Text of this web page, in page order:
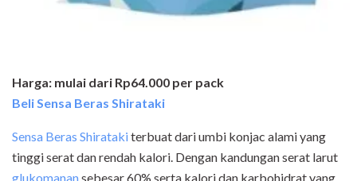
Harga: mulai dari Rp64.000 per pack
Beli Sensa Beras Shirataki
Sensa Beras Shiratakiterbuat dari umbi konjac alami yang
tinggi serat dan rendah kalori. Dengan kandungan serat larut
glukomanansebesar 60% serta kalori dan karbohidrat yang